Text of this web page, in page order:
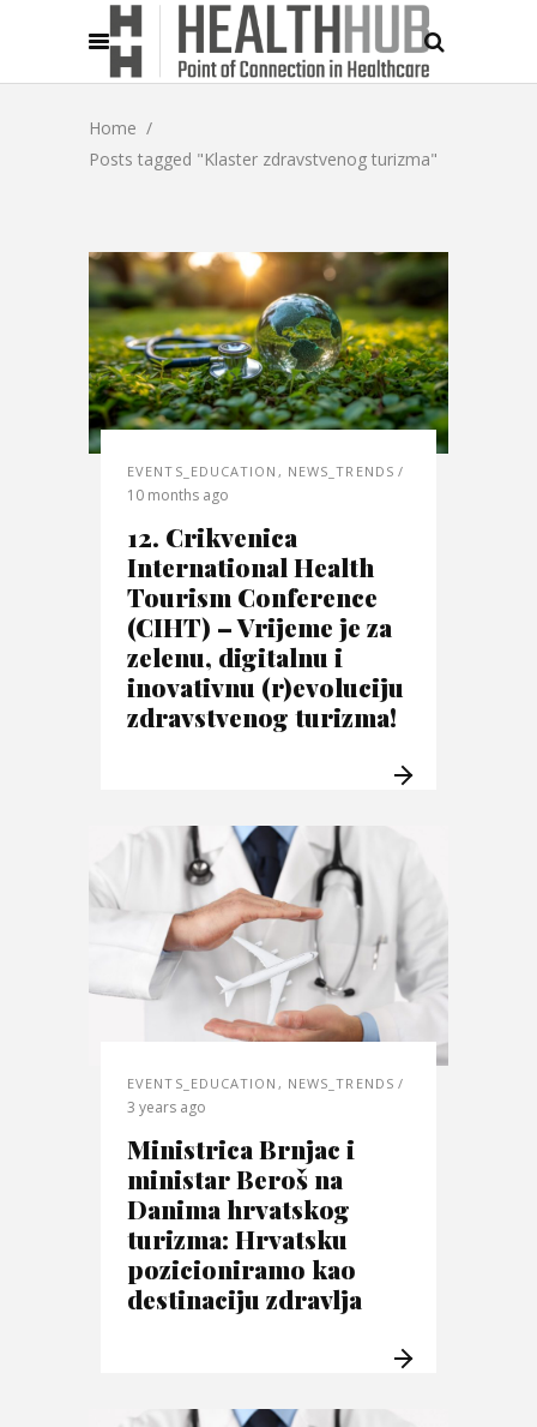
Home /
Posts tagged "Klaster zdravstvenog turizma"
EVENTS_EDUCATION , NEWS_TRENDS
10 months ago
12. Crikvenica
International Health
Tourism Conference
(CIHT) – Vrijeme je za
zelenu, digitalnu i
inovativnu (r)evoluciju
zdravstvenog turizma!
EVENTS_EDUCATION , NEWS_TRENDS
3 years ago
Ministrica Brnjac i
ministar Beroš na
Danima hrvatskog
turizma: Hrvatsku
pozicioniramo kao
destinaciju zdravlja